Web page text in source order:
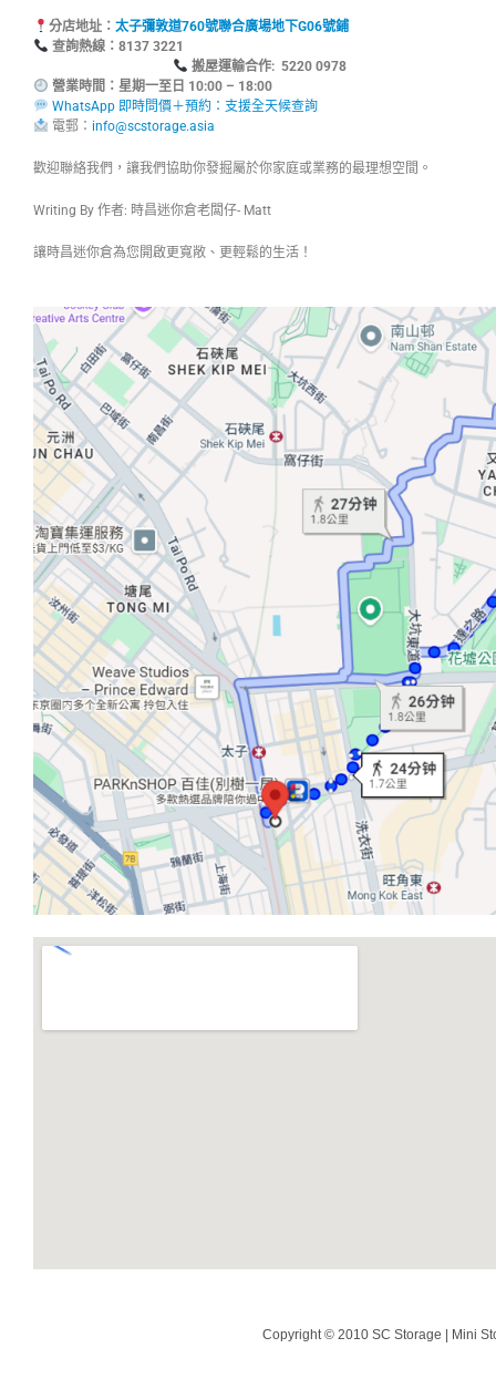
分店地址： 太子彌敦道760號聯合廣場地下G06號鋪
查詢熱線：
搬屋運輸合作: 5220 0978
營業時間：星期一至日 10:00 – 18:00
WhatsApp 即時問價＋預約：支援全天候查詢
電郵： info@scstorage.asia
歡迎聯絡我們，讓我們協助你發掘屬於你家庭或業務的最理想空間。
Writing By 作者: 時昌迷你倉老闆仔- Matt
讓時昌迷你倉為您開啟更寬敞、更輕鬆的生活！
Copyright © 2010 SC Storage | Mini